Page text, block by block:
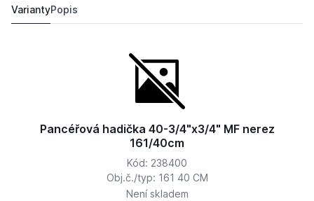
VariantyPopis
Pancéřová hadička 40-3/4"x3/4" MF nerez
161/40cm
Kód: 238400
Obj.č./typ: 161 40 CM
Není skladem